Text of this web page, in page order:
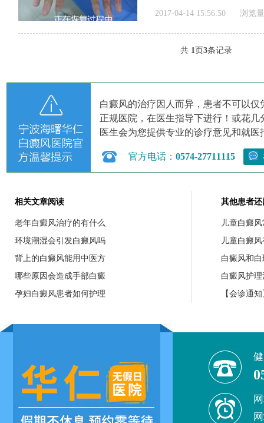
[全文]
2017-04-14 15:56:50 浏览
共 1页3条记录
白癜风的治疗因人而异，患者不可以
正规医院，在医生指导下进行！或花
医生会为您提供专业的诊疗意见和就医
官方电话： 0574-27711115
相关文章阅读
老年白癜风治疗的有什么
环境潮湿会引发白癜风吗
背上的白癜风能用中医方
哪些原因会造成手部白癜
孕妇白癜风患者如何护理
其他患者
儿童白癜
儿童白癜
白癜风和
白癜风护
【会诊通